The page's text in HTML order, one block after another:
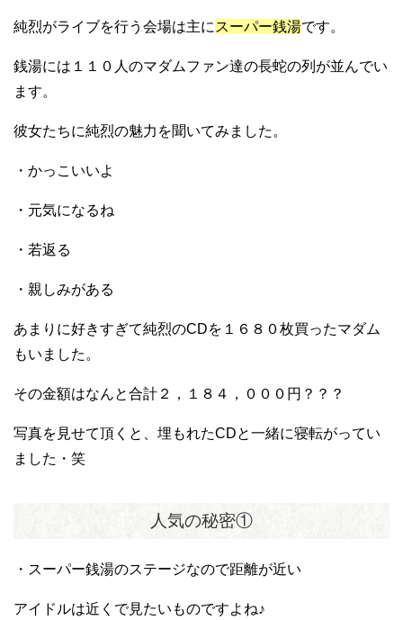
純烈がライブを行う会場は主に スーパー銭湯です。
銭湯には１１０人のマダムファン達の長蛇の列が並んでい
ます。
彼女たちに純烈の魅力を聞いてみました。
・かっこいいよ
・元気になるね
・若返る
・親しみがある
あまりに好きすぎて純烈のCDを１６８０枚買ったマダム
もいました。
その金額はなんと合計２，１８４，０００円？？？
写真を見せて頂くと、埋もれたCDと一緒に寝転がってい
ました・笑
人気の秘密①
・スーパー銭湯のステージなので距離が近い
アイドルは近くで見たいものですよね♪